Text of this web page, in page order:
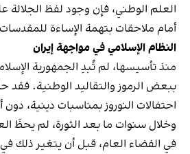
العلم الوطني، فإن وجود لفظ الجلالة
أمام ملاحقات بتهمة الإساءة
النظام الإسلامي في مواجهة إيران
منذ تأسيسها، لم تُبدِ الجمهورية
ببعض الرموز والتقاليد الوطنية. فقد
احتفالات النوروز بمناسبات دينية،
وخلال سنوات ما بعد الثورة، لم يحظَ
في الفضاء العام، قبل أن يتغير ذلك